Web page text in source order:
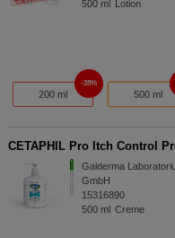
500 ml Lotion
200 ml
28%
500 ml
CETAPHIL Pro Itch Control
Galderma
GmbH
15316890
500 ml Creme